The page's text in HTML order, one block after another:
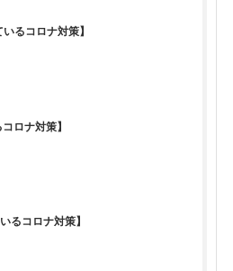
るコロナ対策】
ロナ対策】
るコロナ対策】